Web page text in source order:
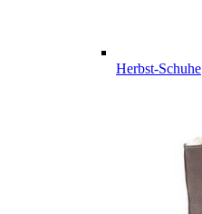
Herbst-Schuhe